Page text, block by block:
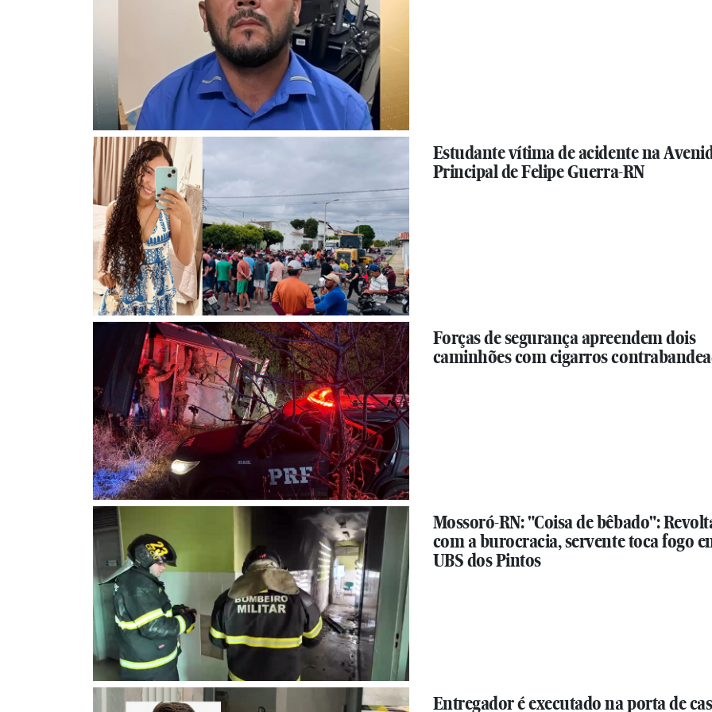
Estudante vítima de acidente na
Principal de Felipe Guerra-RN
Forças de segurança apreendem dois
caminhões com cigarros
Mossoró-RN: "Coisa de bêbado":
com a burocracia, servente toca fogo
UBS dos Pintos
Entregador é executado na porta de